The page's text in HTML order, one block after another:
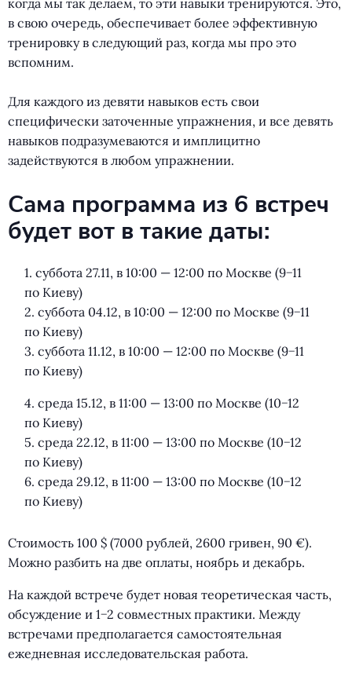
когда мы так делаем, то эти навыки тренируются. Это,
в свою очередь, обеспечивает более эффективную
тренировку в следующий раз, когда мы про это
вспомним.
Для каждого из девяти навыков есть свои
специфически заточенные упражнения, и все девять
навыков подразумеваются и имплицитно
задействуются в любом упражнении.
Сама программа из 6 встреч
будет вот в такие даты:
1. суббота 27.11, в 10:00 — 12:00 по Москве (9−11
по Киеву)
2. суббота 04.12, в 10:00 — 12:00 по Москве (9−11
по Киеву)
3. суббота 11.12, в 10:00 — 12:00 по Москве (9−11
по Киеву)
4. среда 15.12, в 11:00 — 13:00 по Москве (10−12
по Киеву)
5. среда 22.12, в 11:00 — 13:00 по Москве (10−12
по Киеву)
6. среда 29.12, в 11:00 — 13:00 по Москве (10−12
по Киеву)
Стоимость 100 $ (7000 рублей, 2600 гривен, 90 €).
Можно разбить на две оплаты, ноябрь и декабрь.
На каждой встрече будет новая теоретическая часть,
обсуждение и 1−2 совместных практики. Между
встречами предполагается самостоятельная
ежедневная исследовательская работа.